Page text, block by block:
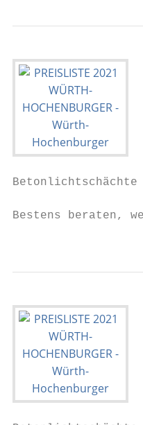
Betonlichtschächte
Bestens